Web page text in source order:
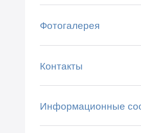
Фотогалерея
Контакты
Информационные